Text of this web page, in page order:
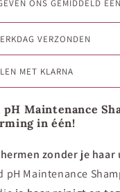
ONS GEMIDDELD EEN
VERZONDEN
MET KLARNA
pH Maintenance
in één!
zonder je
pH Maintenance